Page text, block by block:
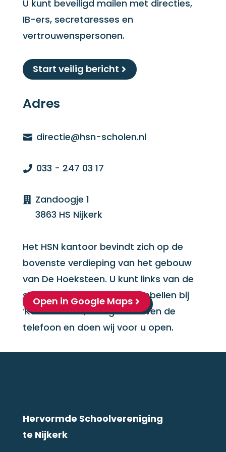
U kunt beveiligd mailen met directies,
IB-ers, secretaresses en
vertrouwenspersonen.
Start veilig bericht
Adres
 directie@hsn-scholen.nl
 033 - 247 03 17

Zandoogje 1
3863 HS Nijkerk
Het HSN kantoor bevindt zich op de
bovenste verdieping van het gebouw
van De Hoeksteen. U kunt links van de
school parkeren. U kunt aanbellen bij
‘Kantoor HSN’, dan gaat boven de
telefoon en doen wij voor u open.
Open in Google Maps
Hervormde Schoolvereniging
te Nijkerk